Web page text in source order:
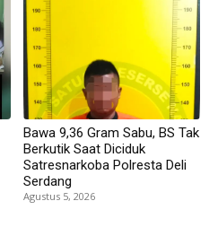
Bawa 9,36 Gram Sabu, BS Tak
Berkutik Saat Diciduk
Satresnarkoba Polresta Deli
Serdang
Agustus 5, 2026